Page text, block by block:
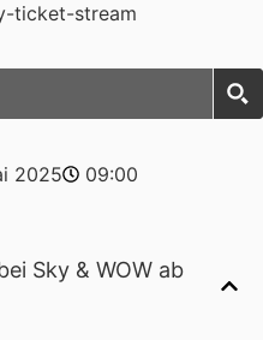
2025 09:00
Sky & WOW ab